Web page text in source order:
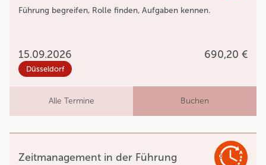
Führung begreifen, Rolle finden, Aufgaben kennen.
15.09.2026 690,20 €
Düsseldorf
Alle Termine Buchen
Zeitmanagement in der Führung